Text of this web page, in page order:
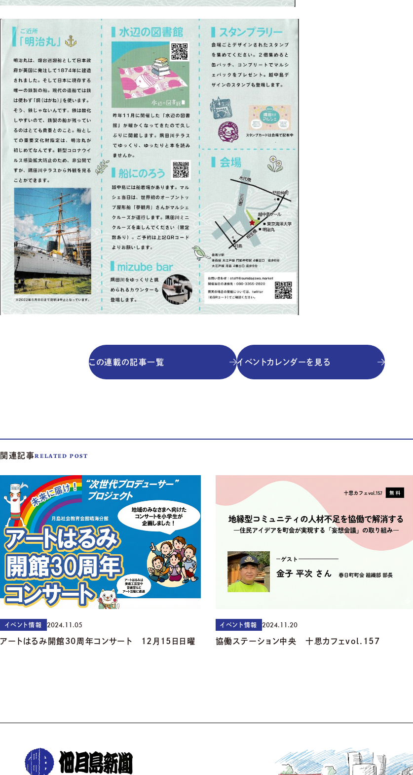
この連載の記事一覧 イベントカレンダーを見る
関連記事RELATED POST
イベント情報 2024.11.05
アートはるみ開館30周年コンサート 12月15日日曜
イベント情報 2024.11.20
協働ステーション中央 十思カフェvol.157